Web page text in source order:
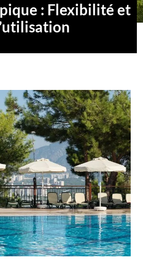
: Flexibilité et